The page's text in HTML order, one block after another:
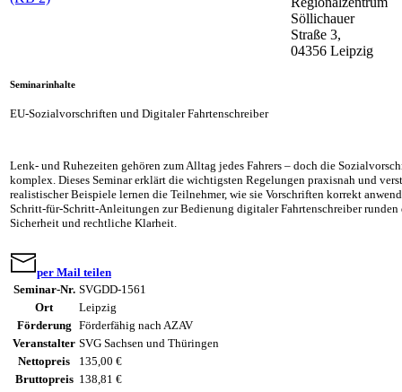
Söllichauer
Straße 3,
04356 Leipzig
Seminarinhalte
EU-Sozialvorschriften und Digitaler Fahrtenschreiber
Lenk- und Ruhezeiten gehören zum Alltag jedes Fahrers – doch die
komplex. Dieses Seminar erklärt die wichtigsten Regelungen praxisnah und
realistischer Beispiele lernen die Teilnehmer, wie sie Vorschriften korrekt
Schritt-für-Schritt-Anleitungen zur Bedienung digitaler Fahrtenschreiber runden
Sicherheit und rechtliche Klarheit.
per Mail teilen
Seminar-Nr. SVGDD-1561
Ort
Leipzig
Förderung Förderfähig nach AZAV
Veranstalter SVG Sachsen und Thüringen
Nettopreis
135,00 €
Bruttopreis 138,81 €